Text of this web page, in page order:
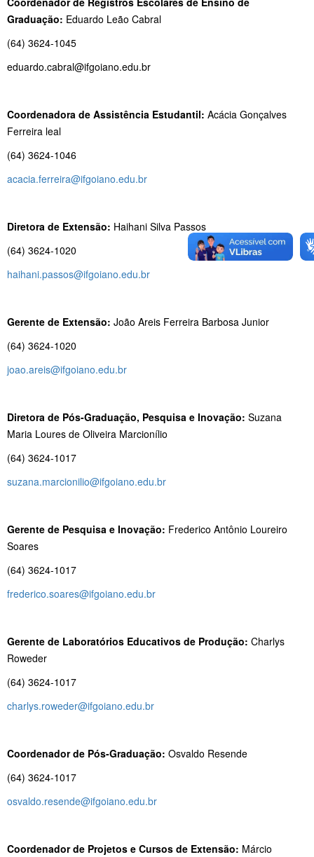
Graduação: Eduardo Leão Cabral
(64) 3624-1045
eduardo.cabral@ifgoiano.edu.br
Coordenadora de Assistência Estudantil: Acácia Gonçalves
Ferreira leal
(64) 3624-1046
acacia.ferreira@ifgoiano.edu.br
Diretora de Extensão: Haihani Silva Passos
(64) 3624-1020
haihani.passos@ifgoiano.edu.br
Gerente de Extensão: João Areis Ferreira Barbosa Junior
(64) 3624-1020
joao.areis@ifgoiano.edu.br
Diretora de Pós-Graduação, Pesquisa e Inovação: Suzana
Maria Loures de Oliveira Marcionílio
(64) 3624-1017
suzana.marcionilio@ifgoiano.edu.br
Gerente de Pesquisa e Inovação: Frederico Antônio Loureiro
Soares
(64) 3624-1017
frederico.soares@ifgoiano.edu.br
Gerente de Laboratórios Educativos de Produção: Charlys
Roweder
(64) 3624-1017
charlys.roweder@ifgoiano.edu.br
Coordenador de Pós-Graduação: Osvaldo Resende
(64) 3624-1017
osvaldo.resende@ifgoiano.edu.br
Coordenador de Projetos e Cursos de Extensão: Márcio